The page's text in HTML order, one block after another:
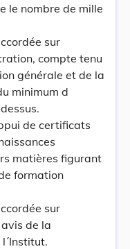
le nombre de mille
sur
compte tenu
générale et de la
minimum d
de certificats
matières figurant
formation
sur
de la